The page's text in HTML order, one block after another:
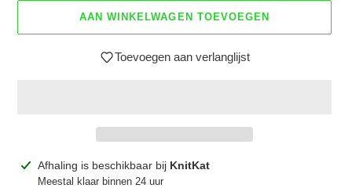
AAN WINKELWAGEN TOEVOEGEN
Toevoegen aan verlanglijst
Product
toegevoegen
Afhaling is beschikbaar bij KnitKat
Meestal klaar binnen 24 uur